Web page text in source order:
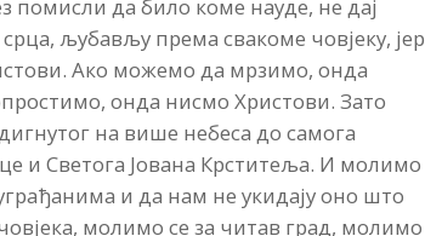
помисли да било коме науде, не дај
љубављу према свакоме човјеку, јер
Ако можемо да мрзимо, онда
онда нисмо Христови. Зато
на више небеса до самога
и Светога Јована Крститеља. И молимо
и да нам не укидају оно што
молимо се за читав град, молимо